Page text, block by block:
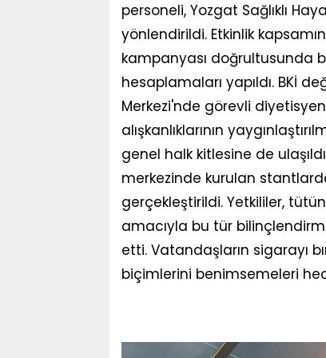
personeli, Yozgat Sağlıklı
yönlendirildi. Etkinlik
kampanyası doğrultusunda
hesaplamaları yapıldı. BKİ
Merkezi'nde görevli
alışkanlıklarının
genel halk kitlesine de
merkezinde kurulan
gerçekleştirildi. Yetkililer,
amacıyla bu tür
etti. Vatandaşların sigarayı
biçimlerini benimsemeleri